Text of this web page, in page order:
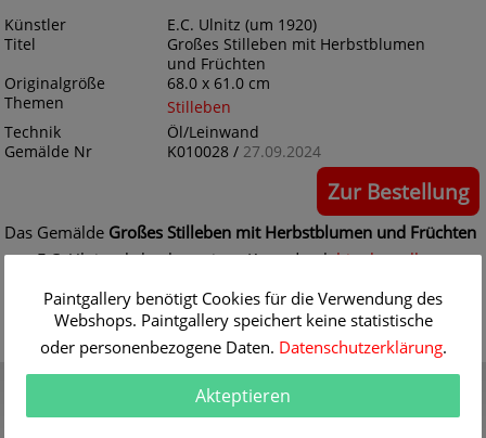
Künstler
E.C. Ulnitz (um 1920)
Titel
Großes Stilleben mit Herbstblumen
und Früchten
Originalgröße
68.0 x 61.0 cm
Themen
Stilleben
Technik
Öl/Leinwand
Gemälde Nr
K010028 / 27.09.2024
Zur Bestellung
Das Gemälde Großes Stilleben mit Herbstblumen und Früchten
von E.C. Ulnitz als hochwertigen Kunstdruckhier bestellen
Gutschein Qualität
30 Jahre Erfahrung mit
Paintgallery benötigt Cookies für die Verwendung des
Webshops. Paintgallery speichert keine statistische
oder personenbezogene Daten. Datenschutzerklärung.
Akteptieren